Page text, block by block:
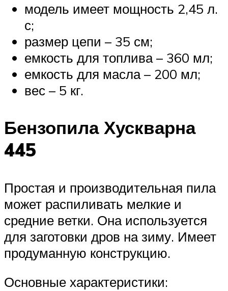
модель имеет мощность 2,45 л.
с;
размер цепи – 35 см;
емкость для топлива – 360 мл;
емкость для масла – 200 мл;
вес – 5 кг.
Бензопила Хускварна
445
Простая и производительная пила
может распиливать мелкие и
средние ветки. Она используется
для заготовки дров на зиму. Имеет
продуманную конструкцию.
Основные характеристики: